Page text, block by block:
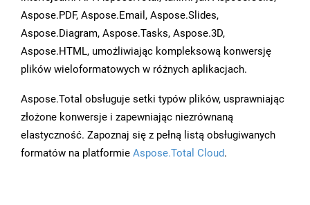
Aspose.PDF, Aspose.Email, Aspose.Slides,
Aspose.Diagram, Aspose.Tasks, Aspose.3D,
Aspose.HTML, umożliwiając kompleksową konwersję
plików wieloformatowych w różnych aplikacjach.
Aspose.Total obsługuje setki typów plików, usprawniając
złożone konwersje i zapewniając niezrównaną
elastyczność. Zapoznaj się z pełną listą obsługiwanych
formatów na platformie Aspose.Total Cloud.